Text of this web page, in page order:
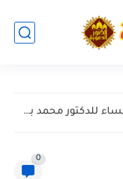
تفسير سورة النساء للدكتور محمد بن عبد العزيز الخضيري حفظه...
0